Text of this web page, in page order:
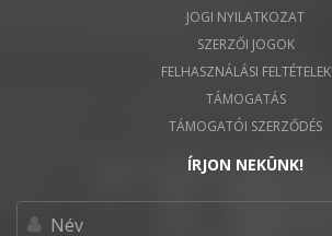
JOGI NYILATKOZAT
SZERZŐI JOGOK
FELHASZNÁLÁSI FELTÉTELEK
TÁMOGATÁS
TÁMOGATÓI SZERZŐDÉS
ÍRJON NEKÜNK!